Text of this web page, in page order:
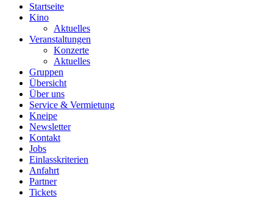
Startseite
Kino
Aktuelles
Veranstaltungen
Konzerte
Aktuelles
Gruppen
Übersicht
Über uns
Service & Vermietung
Kneipe
Newsletter
Kontakt
Jobs
Einlasskriterien
Anfahrt
Partner
Tickets